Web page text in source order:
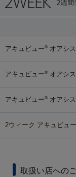
アキュビュー® オアシス
アキュビュー® オアシス
アキュビュー® オアシス
2ウィーク アキュビュー
取扱い店への